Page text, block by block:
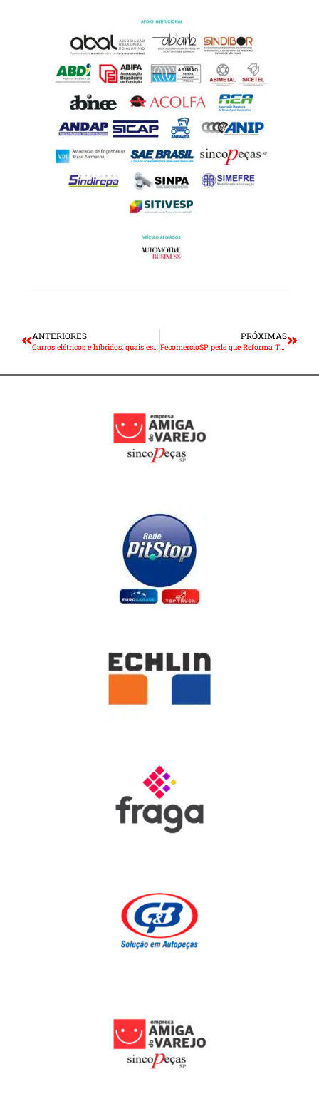
ANTERIORES
Carros elétricos e híbridos: quais estados têm isenção ou desconto de IPVA?
PRÓXIMAS
FecomercioSP pede que Reforma Tributária seja analisada após pandemia